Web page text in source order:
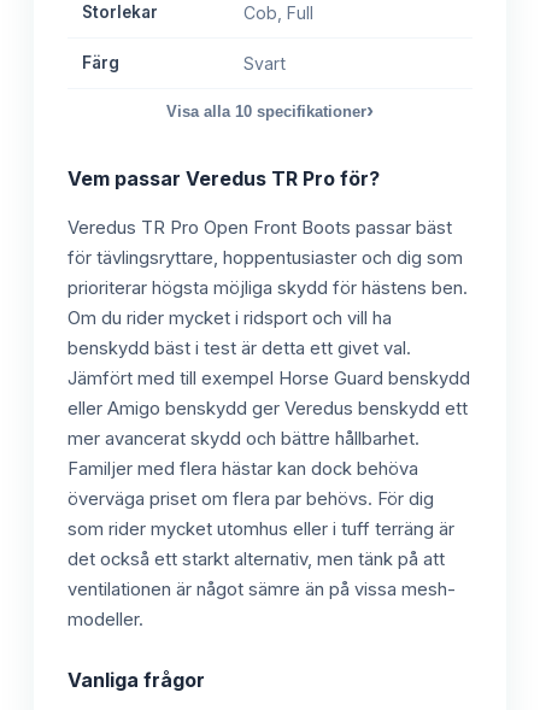
Storlekar Cob, Full
Färg Svart
Visa alla 10 specifikationer›
Vem passar Veredus TR Pro för?
Veredus TR Pro Open Front Boots passar bäst
för tävlingsryttare, hoppentusiaster och dig som
prioriterar högsta möjliga skydd för hästens ben.
Om du rider mycket i ridsport och vill ha
benskydd bäst i test är detta ett givet val.
Jämfört med till exempel Horse Guard benskydd
eller Amigo benskydd ger Veredus benskydd ett
mer avancerat skydd och bättre hållbarhet.
Familjer med flera hästar kan dock behöva
överväga priset om flera par behövs. För dig
som rider mycket utomhus eller i tuff terräng är
det också ett starkt alternativ, men tänk på att
ventilationen är något sämre än på vissa mesh-
modeller.
Vanliga frågor